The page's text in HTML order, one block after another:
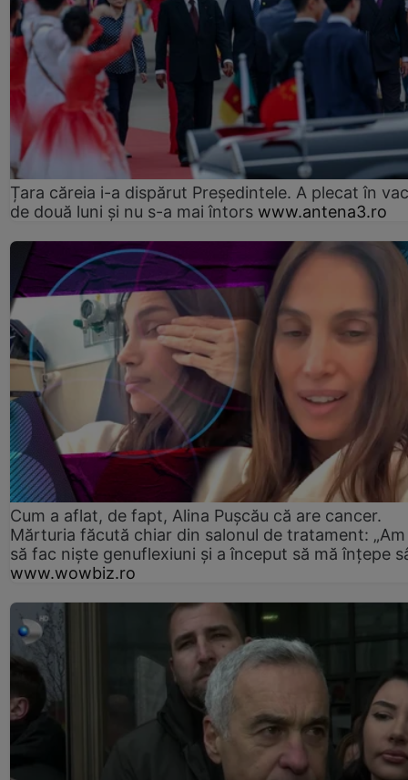
Țara căreia i-a dispărut Președintele. A plecat în
de două luni și nu s-a mai întors www.antena3.ro
Cum a aflat, de fapt, Alina Pușcău că are cancer.
Mărturia făcută chiar din salonul de tratament:
să fac niște genuflexiuni și a început să mă înțepe
www.wowbiz.ro